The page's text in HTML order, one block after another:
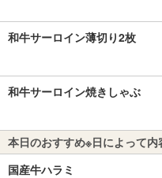
和牛サーロイン薄切り2枚
和牛サーロイン焼きしゃぶ
本日のおすすめ※日によって内
国産牛ハラミ